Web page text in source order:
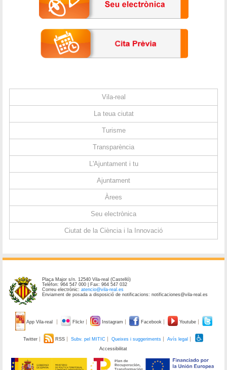
Vila-real
La teua ciutat
Turisme
Transparència
L'Ajuntament i tu
Ajuntament
Àrees
Seu electrònica
Ciutat de la Ciència i la Innovació
Plaça Major s/n. 12540 Vila-real (Castelló)
Telèfon: 964 547 000 | Fax: 964 547 032
Correu electrònic:atencio@vila-real.es
Enviament de posada a disposició de notificacions: notificaciones@vila-real.es
App Vila-real Flickr Instagram Facebook Youtube
Twitter RSS Subv. pel MITIC Queixes i suggeriments
Avís legal
Accessibilitat